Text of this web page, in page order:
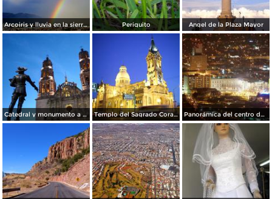
Arcoiris y lluvia en la sierra de Nombre de Dios Periquito Angel de la Plaza Mayor
Catedral y monumento a Deza y Ulloa Templo del Sagrado Corazón de Jesús Panorámica del centro de Chihuahua